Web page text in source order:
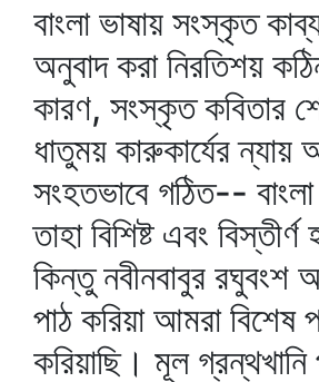
বাংলা ভাষায় সংস্কৃত
অনুবাদ করা নিরতিশয়
কারণ, সংস্কৃত কবিতার
ধাতুময় কারুকার্যের
সংহতভাবে গঠিত--
তাহা বিশিষ্ট এবং
কিন্তু নবীনবাবুর রঘুবংশ
পাঠ করিয়া আমরা বিশেষ
করিয়াছি। মূল গ্রন্থখানি